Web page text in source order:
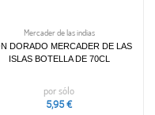
Mercader de las indias
DORADO MERCADER DE LAS
ISLAS BOTELLA DE 70CL
por sólo
5,95 €